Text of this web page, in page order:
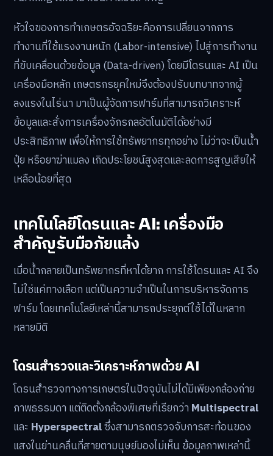
หัวใจของการทำเกษตรอัจฉริยะคือการเปลี่ยนจากการ
ทำงานที่ใช้แรงงานหนัก (Labor-intensive) ไปสู่การทำงาน
ที่ขับเคลื่อนด้วยข้อมูล (Data-driven) โดยมีโดรนและ AI เป็น
เครื่องมือหลัก เกษตรกรยุคใหม่จึงต้องปรับบทบาทจากผู้
ลงแรงในไร่นา มาเป็นผู้จัดการฟาร์มที่สามารถวิเคราะห์
ข้อมูลและสั่งการเครื่องจักรกลอัตโนมัติได้อย่างมี
ประสิทธิภาพ เพื่อให้การใช้ทรัพยากรทุกอย่าง ไม่ว่าจะเป็นน้ำ
ปุ๋ย หรือยาฆ่าแมลง เกิดประโยชน์สูงสุดและลดการสูญเสียให้
เหลือน้อยที่สุด
เทคโนโลยีโดรนและ AI: เครื่องมือ
สำคัญรับมือภัยแล้ง
เมื่อน้ำกลายเป็นทรัพยากรที่หาได้ยาก การใช้โดรนและ AI จึง
ไม่ใช่แค่ทางเลือก แต่เป็นความจำเป็นในการบริหารจัดการ
ฟาร์ม โดยเทคโนโลยีเหล่านี้สามารถประยุกต์ใช้ได้ในหลาก
หลายมิติ
โดรนสำรวจและวิเคราะห์ภาพด้วย AI
โดรนสำรวจทางการเกษตรในปัจจุบันไม่ได้มีเพียงกล้องถ่าย
ภาพธรรมดา แต่ติดตั้งกล้องพิเศษที่เรียกว่า Multispectral
และ Hyperspectralซึ่งสามารถตรวจจับการสะท้อนของ
แสงในย่านคลื่นที่สายตามนุษย์มองไม่เห็น ข้อมูลภาพเหล่านี้